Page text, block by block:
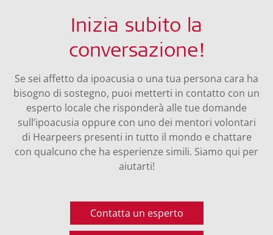
Inizia subito la
conversazione!
Se sei affetto da ipoacusia o una tua persona cara ha
bisogno di sostegno, puoi metterti in contatto con un
esperto locale che risponderà alle tue domande
sull’ipoacusia oppure con uno dei mentori volontari
di Hearpeers presenti in tutto il mondo e chattare
con qualcuno che ha esperienze simili. Siamo qui per
aiutarti!
Contatta un esperto